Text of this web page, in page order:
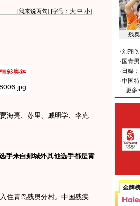
[我来说两句] [字号： 大 中 小]
海亮、苏里、戚明学、李克
来自郯城外其他选手都是青
青岛残奥分村。中国残疾
残
·刘翔
· 国青
· 日媒
·中国
更多
金牌榜